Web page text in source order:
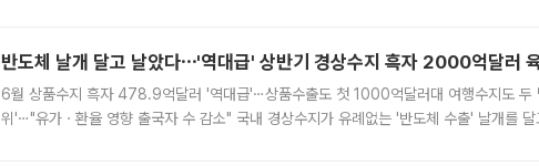
반도체 날개 달고 날았다⋯'역대급' 상반기 경상수지 흑자 2000억달러
6월 상품수지 흑자 478.9억달러 '역대급'⋯상품수출도 첫 1000억달러대 여행수지도 두
위'⋯"유가ㆍ환율 영향 출국자 수 감소" 국내 경상수지가 유례없는 '반도체 수출' 날개를